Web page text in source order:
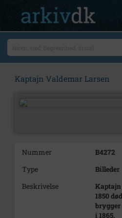
Kaptajn Valdemar Larsen
Nummer
B4272
Type
Billeder
Beskrivelse
Kaptajn
1850
brygger
i 1865.